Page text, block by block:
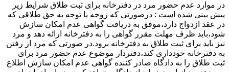
در موارد عدم حضور مرد در دفترخانه برای ثبت طلاق شرایط زیر
پیش بینی شده است : درصورتی که زوجه با توجه به حق طلاقی که
در عقد ازدواج دارد،موفق به دریافت گواهی عدم امکان سازش
شود،باید ظرف مهلت مقرر گواهی را به دفترخانه ارائه دهد و مرد
نیز باید برای ثبت طلاق به دفترخانه برود.در صورتی که مرد از رفتن
به دفترخانه خودداری کند،دفتردار موضوع عدم حضور مرد برای
ثبت طلاق را به دادگاه صادر کننده گواهی عدم امکان سازش اطلاع